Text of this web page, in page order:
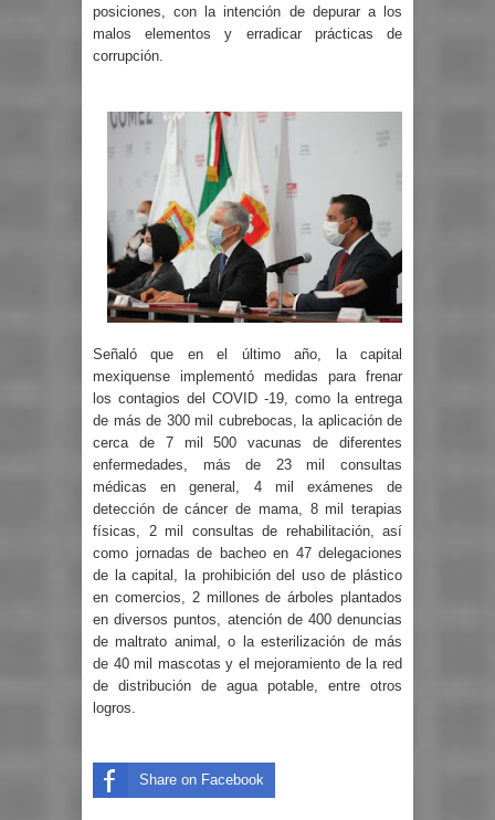
posiciones, con la intención de depurar a los
malos elementos y erradicar prácticas de
corrupción.
Señaló que en el último año, la capital
mexiquense implementó medidas para frenar
los contagios del COVID -19, como la entrega
de más de 300 mil cubrebocas, la aplicación de
cerca de 7 mil 500 vacunas de diferentes
enfermedades, más de 23 mil consultas
médicas en general, 4 mil exámenes de
detección de cáncer de mama, 8 mil terapias
físicas, 2 mil consultas de rehabilitación, así
como jornadas de bacheo en 47 delegaciones
de la capital, la prohibición del uso de plástico
en comercios, 2 millones de árboles plantados
en diversos puntos, atención de 400 denuncias
de maltrato animal, o la esterilización de más
de 40 mil mascotas y el mejoramiento de la red
de distribución de agua potable, entre otros
logros.
Share on Facebook